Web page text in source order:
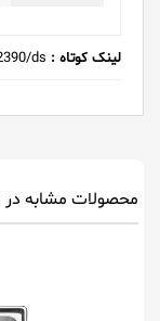
لینک کوتاه : ds
محصولات مشابه